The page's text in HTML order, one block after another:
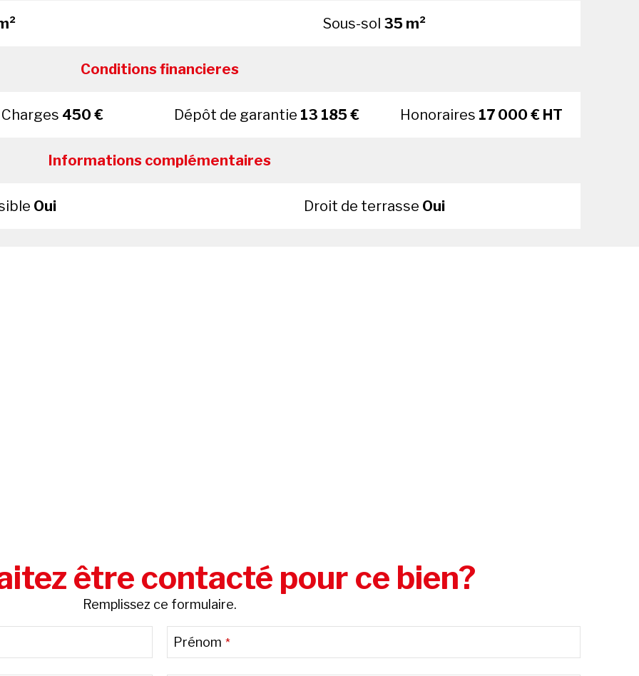
Sous-sol 35 m²
Conditions financieres
Charges 450 € Dépôt de garantie 13 185 € Honoraires 17 000 € HT
Informations complémentaires
Oui Droit de terrasse Oui
être contacté pour ce bien?
Remplissez ce formulaire.
Prénom *